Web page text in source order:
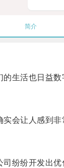
简介
活也日益数
让人感到非
纷开发出优